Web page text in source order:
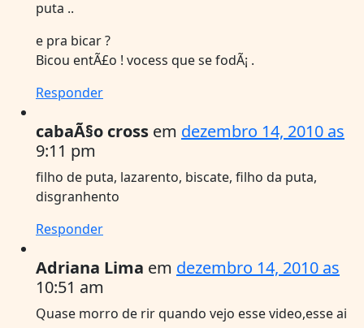
puta ..
e pra bicar ?
Bicou entÃ£o ! vocess que se fodÃ¡ .
Responder
cabaÃ§o cross em dezembro 14, 2010 as
9:11 pm
filho de puta, lazarento, biscate, filho da puta,
disgranhento
Responder
Adriana Lima em dezembro 14, 2010 as
10:51 am
Quase morro de rir quando vejo esse video,esse ai